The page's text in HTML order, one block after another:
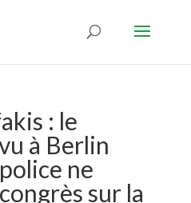
: le
à Berlin
ne
sur la